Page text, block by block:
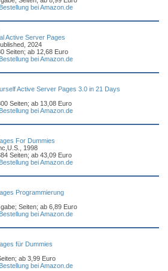
bei Amazon.de
Active Server Pages
2024
Seiten; ab 12,68 Euro
bei Amazon.de
Active Server Pages 3.0 in 21 Days
Seiten; ab 13,08 Euro
bei Amazon.de
For Dummies
1998
Seiten; ab 43,09 Euro
bei Amazon.de
Programmierung
Seiten; ab 6,89 Euro
bei Amazon.de
für Dummies
ab 3,99 Euro
bei Amazon.de